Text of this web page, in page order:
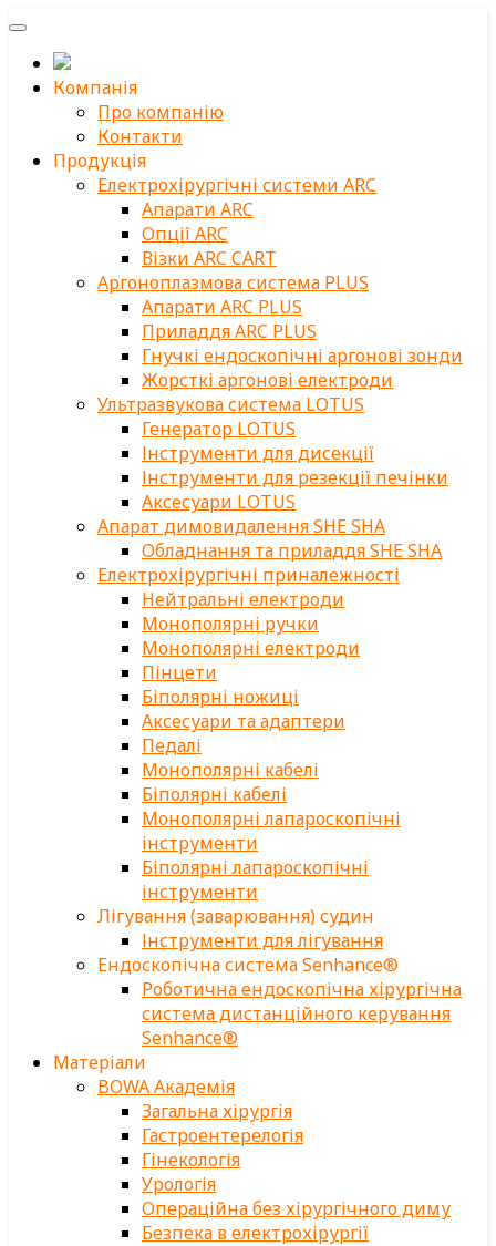
Компанія
Про компанію
Контакти
Продукція
Електрохірургічні системи ARC
Апарати ARC
Опції ARC
Візки ARC CART
Аргоноплазмова система PLUS
Апарати ARC PLUS
Приладдя ARC PLUS
Гнучкі ендоскопічні аргонові зонди
Жорсткі аргонові електроди
Ультразвукова система LOTUS
Генератор LOTUS
Інструменти для дисекції
Інструменти для резекції печінки
Аксесуари LOTUS
Апарат димовидалення SHE SHA
Обладнання та приладдя SHE SHA
Електрохірургічні приналежності
Нейтральні електроди
Монополярні ручки
Монополярні електроди
Пінцети
Біполярні ножиці
Аксесуари та адаптери
Педалі
Монополярні кабелі
Біполярні кабелі
Монополярні лапароскопічні
інструменти
Біполярні лапароскопічні
інструменти
Лігування (заварювання) судин
Інструменти для лігування
Ендоскопічна система Senhance®
Роботична ендоскопічна хірургічна
система дистанційного керування
Senhance®
Матеріали
BOWA Академія
Загальна хірургія
Гастроентерелогія
Гінекологія
Урологія
Операційна без хірургічного диму
Безпека в електрохірургії